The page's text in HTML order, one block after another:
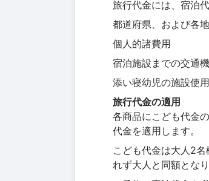
旅行代金には、宿泊
都道府県、および各
個人的諸費用
宿泊施設までの交通
添い寝幼児の施設使
旅行代金の適用
各商品にこども代金
代金を適用します。
こども代金は大人2
れず大人と同額となり